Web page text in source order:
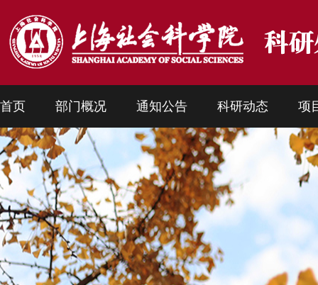
首页 部门概况 通知公告 科研动态 项